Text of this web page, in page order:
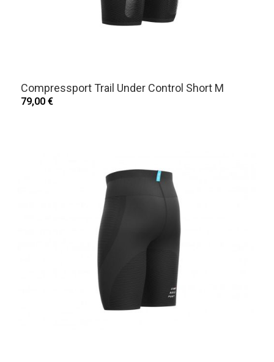
Compressport Trail Under Control Short M
79,00 €